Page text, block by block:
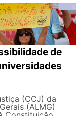
de
(CCJ) da
(ALMG)